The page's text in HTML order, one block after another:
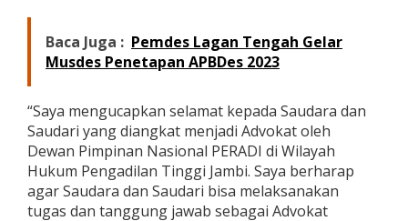
Baca Juga : Pemdes Lagan Tengah Gelar
Musdes Penetapan APBDes 2023
“Saya mengucapkan selamat kepada Saudara dan
Saudari yang diangkat menjadi Advokat oleh
Dewan Pimpinan Nasional PERADI di Wilayah
Hukum Pengadilan Tinggi Jambi. Saya berharap
agar Saudara dan Saudari bisa melaksanakan
tugas dan tanggung jawab sebagai Advokat